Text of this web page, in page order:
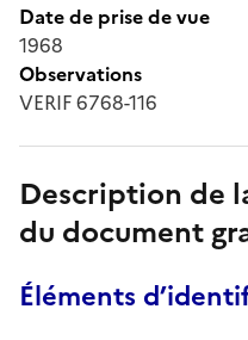
Date de prise de vue
1968
Observations
VERIF 6768-116
Description de
du document
Éléments